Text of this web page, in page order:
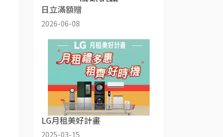
日立滿額贈
2026-06-08
LG月租美好計畫
2025-03-15